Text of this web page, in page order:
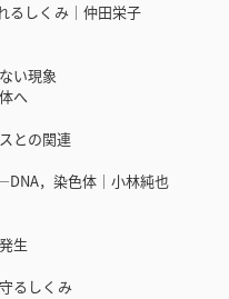
るしくみ｜仲田栄子
い現象
へ
との関連
，染色体｜小林純也
生
るしくみ